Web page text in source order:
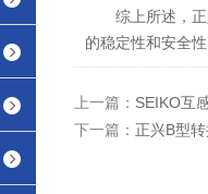
综上所述，正
的稳定性和安全
上一篇： SEIKO互
下一篇： 正兴B型